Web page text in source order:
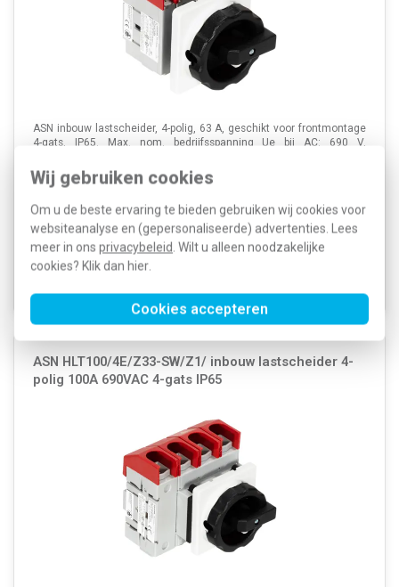
Wij gebruiken cookies
Om u de beste ervaring te bieden gebruiken wij cookies voor
websiteanalyse en (gepersonaliseerde) advertenties. Lees
meer in ons privacybeleid. Wilt u alleen noodzakelijke
cookies? Klik dan hier.
Cookies accepteren
ASN inbouw lastscheider, 4-polig, 63 A, geschikt voor frontmontage
4-gats, IP65. Max. nom. bedrijfsspanning Ue bij AC: 690 V,
kleur knop: zwart.
Meer informatie »
110,05
77,21
SKU:HLO63/4E/Z33-SW/Z1/2
EAN:4034656181147
Voor maandag 21u besteld, dinsdag
in huis*
ASN HLT100/4E/Z33-SW/Z1/ inbouw lastscheider 4-
polig 100A 690VAC 4-gats IP65